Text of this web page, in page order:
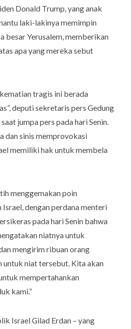
Donald Trump, yang anak
laki-lakinya memimpin
besar Yerusalem, memberikan
apa yang mereka sebut
tragis ini berada
deputi sekretaris pers Gedung
jumpa pers pada hari Senin.
dan sinis memprovokasi
memiliki hak untuk membela
menggemakan poin
dengan perdana menteri
pada hari Senin bahwa
niatnya untuk
mengirim ribuan orang
untuk niat tersebut. Kita akan
mempertahankan
kami.”
Israel Gilad Erdan – yang